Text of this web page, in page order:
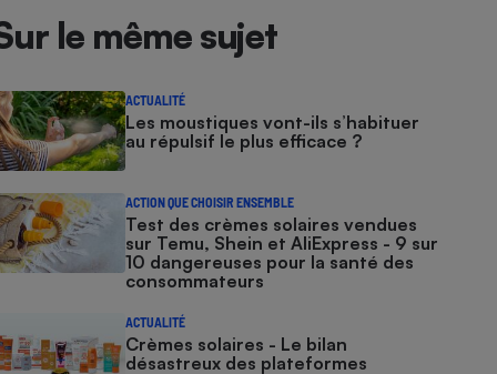
le même sujet
ACTUALITÉ
Les moustiques vont-ils s’habituer
au répulsif le plus efficace ?
ACTION QUE CHOISIR ENSEMBLE
Test des crèmes solaires vendues
sur Temu, Shein et AliExpress - 9 sur
10 dangereuses pour la santé des
consommateurs
ACTUALITÉ
Crèmes solaires - Le bilan
désastreux des plateformes